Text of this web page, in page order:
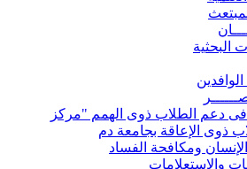
البحثية
فى دعم الطلاب ذوى الهمم "مركز
ذوى الإعاقة بجامعة دم
ومكافحة الفساد
والاستعلامات